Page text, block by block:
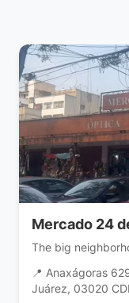
Mercado 24
The big
📍 Anaxágoras
Juárez, 03020